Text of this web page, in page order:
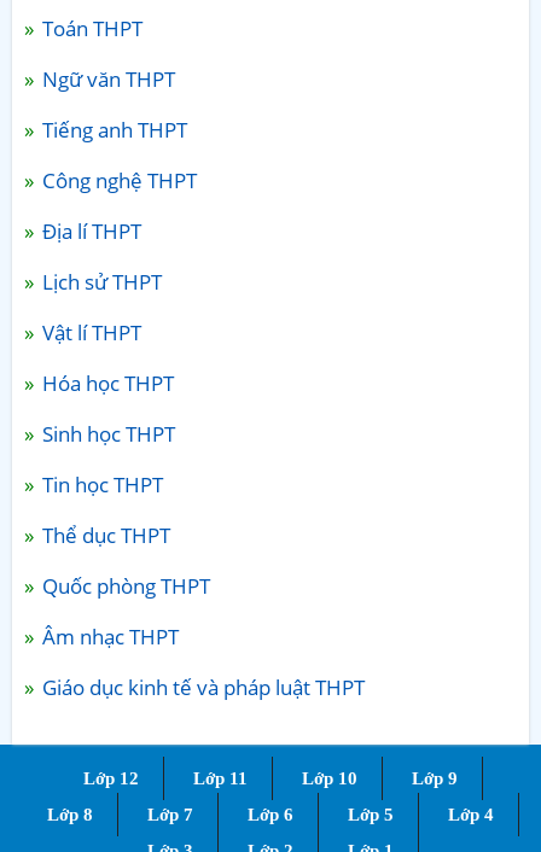
Toán THPT
Ngữ văn THPT
Tiếng anh THPT
Công nghệ THPT
Địa lí THPT
Lịch sử THPT
Vật lí THPT
Hóa học THPT
Sinh học THPT
Tin học THPT
Thể dục THPT
Quốc phòng THPT
Âm nhạc THPT
Giáo dục kinh tế và pháp luật THPT
Lớp 12 Lớp 11 Lớp 10
Lớp 9
Lớp 8
Lớp 7 Lớp 6 Lớp 5
Lớp 4